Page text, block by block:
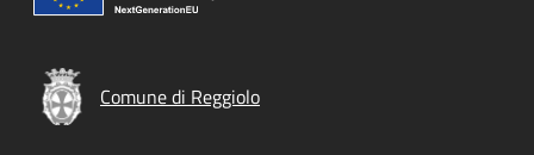
Comune di Reggiolo